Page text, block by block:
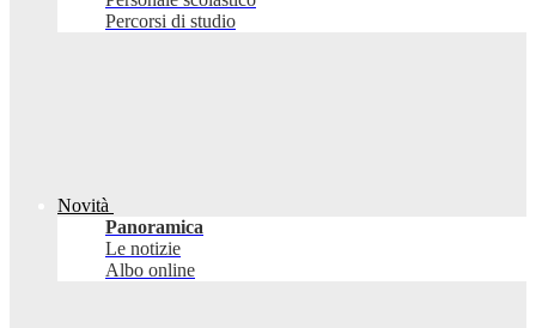
Percorsi di studio
Novità
Panoramica
Le notizie
Albo online